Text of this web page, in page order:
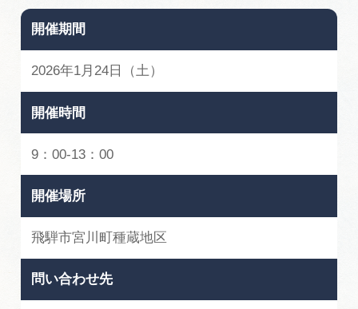
開催期間
2026年1月24日（土）
開催時間
9：00-13：00
開催場所
飛騨市宮川町種蔵地区
問い合わせ先